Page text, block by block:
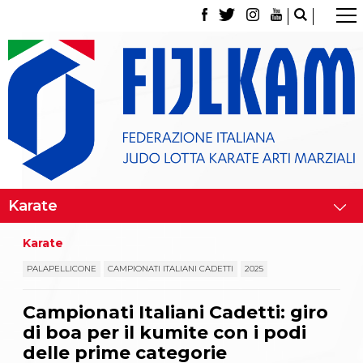
La Federazione
Tesseramento
Contatti
Norme e modulistica Affiliazioni e Tesseramenti
Classifica Società Sportive con più di 100 atleti
tesserati
Giustizia Sportiva
Partners
La disciplina
News
Attività Didattica
Karate
PALAPELLICONE CAMPIONATI ITALIANI CADETTI 2025
Campionati Italiani Cadetti: giro
di boa per il kumite con i podi
delle prime categorie